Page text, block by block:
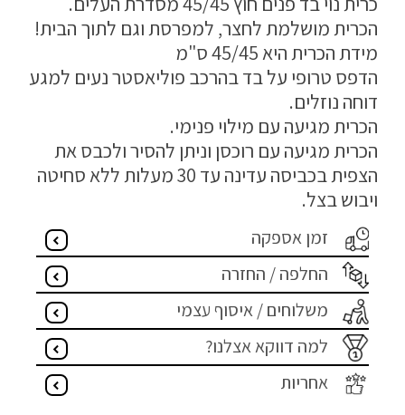
קטלוג צבעים
אודות
עבודות אחרונות
צור קשר
מדיניות פרטיות
התחבר / הרשם
הכרית מושלמת לחצר, למפרסת וגם לתוך הבית!
מידת הכרית היא 45/45 ס"מ
הדפס טרופי על בד בהרכב פוליאסטר נעים למגע
דוחה נוזלים.
הכרית מגיעה עם מילוי פנימי.
הכרית מגיעה עם רוכסן וניתן להסיר ולכבס את
הצפית בכביסה עדינה עד 30 מעלות ללא סחיטה
ויבוש בצל.
זמן אספקה
החלפה / החזרה
משלוחים / איסוף עצמי
למה דווקא אצלנו?
אחריות